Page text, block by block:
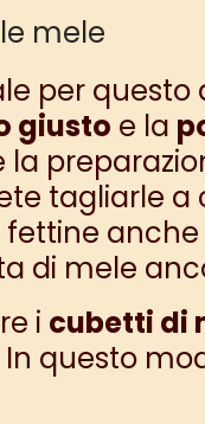
mele
per questo
giusto e la
la
tagliarle
di mele
i cubetti di
In questo